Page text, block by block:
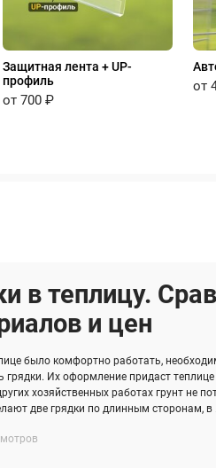
Защитная лента + UP-
профиль
от 700 ₽
от
в теплицу.
и цен
было комфортно работать,
грядки. Их оформление придаст
хозяйственных работах грунт не
две грядки по длинным сторонам, в